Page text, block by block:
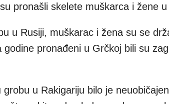
pronašli skelete muškarca i žene u
u Rusiji, muškarac i žena su se
pronađeni u Grčkoj bili su
u Rakigariju bilo je